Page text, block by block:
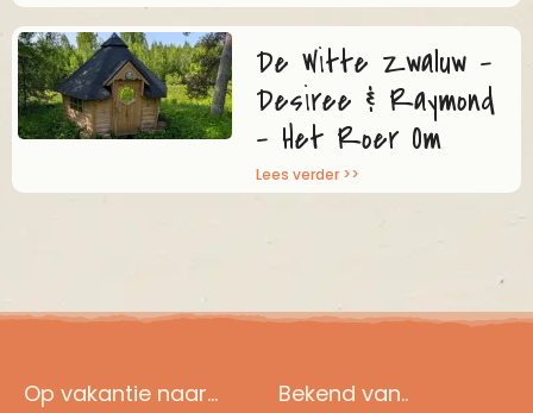
De Witte Zwaluw –
Desiree & Raymond
– Het Roer Om
Lees verder >>
Op vakantie naar... Bekend van..